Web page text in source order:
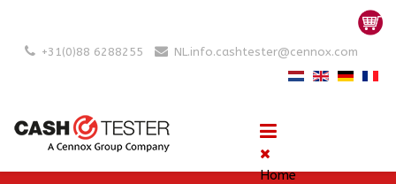
+31(0)88 6288255 NL.info.cashtester@cennox.com
Home